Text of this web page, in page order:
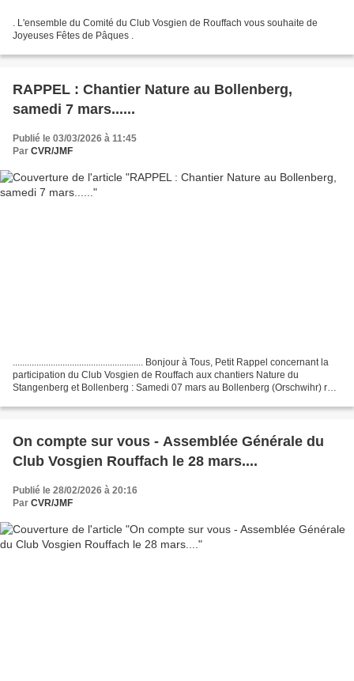
. L'ensemble du Comité du Club Vosgien de Rouffach vous souhaite de
Joyeuses Fêtes de Pâques .
RAPPEL : Chantier Nature au Bollenberg,
samedi 7 mars......
Publié le 03/03/2026 à 11:45
Par CVR/JMF
....................................................... Bonjour à Tous, Petit Rappel concernant la
participation du Club Vosgien de Rouffach aux chantiers Nature du
Stangenberg et Bollenberg : Samedi 07 mars au Bollenberg (Orschwihr) rdv
On compte sur vous - Assemblée Générale du
Club Vosgien Rouffach le 28 mars....
Publié le 28/02/2026 à 20:16
Par CVR/JMF